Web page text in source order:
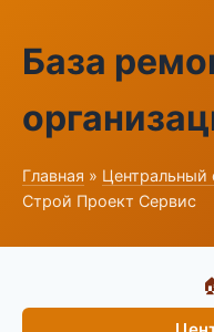
База
Главная » Центральный
Строй Проект Сервис